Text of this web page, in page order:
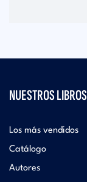
NUESTROS LIBROS
Los más vendidos
Catálogo
Autores